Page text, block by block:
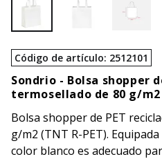
Código de artículo: 2512101
Sondrio - Bolsa shopper
termosellado de 80 g/m2
Bolsa shopper de PET
g/m2 (TNT R-PET).
color blanco es adecuado